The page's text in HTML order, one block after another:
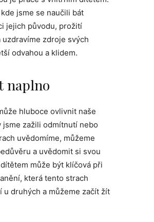
jsme se naučili bát
jejich původu, prožití
zdroje svých
odvahou a klidem.
naplno
hluboce ovlivnit naše
jsme zažili odmítnutí nebo
uvědomíme, můžeme
a uvědomit si svou
může být klíčová při
která tento strach
druhých a můžeme začít žít